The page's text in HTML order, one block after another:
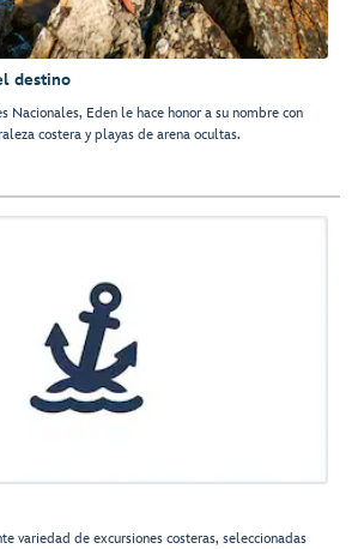
destino
Nacionales, Eden le hace honor a su nombre con
costera y playas de arena ocultas.
variedad de excursiones costeras, seleccionadas